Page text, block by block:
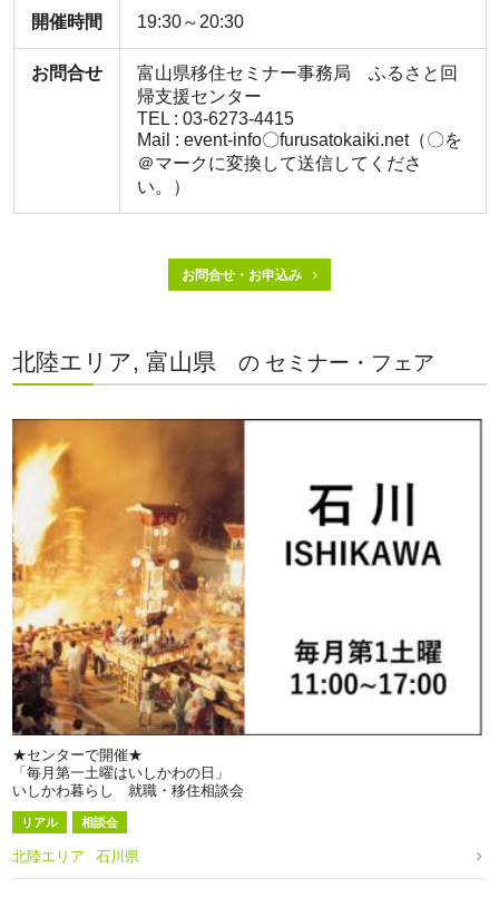
開催時間 19:30～20:30
お問合せ
富山県移住セミナー事務局 ふるさと回
帰支援センター
TEL : 03-6273-4415
Mail : event-info〇furusatokaiki.net（〇を
＠マークに変換して送信してくださ
い。）
お問合せ・お申込み
北陸エリア, 富山県 の セミナー・フェア
★センターで開催★
「毎月第一土曜はいしかわの日」
いしかわ暮らし 就職・移住相談会
リアル 相談会
北陸エリア 石川県